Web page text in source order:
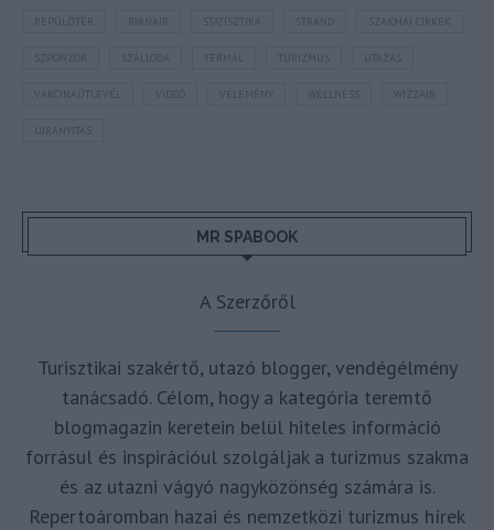
REPÜLŐTÉR STATISZTIKA STRAND SZAKMAI CIKKEK
SZPONZOR SZÁLLODA TERMÁL TURIZMUS UTAZÁS
VAKCINAÚTLEVÉL WIZZAIR
ÚJRANYITÁS
MR SPABOOK
A Szerzőről
Turisztikai szakértő, utazó blogger, vendégélmény
tanácsadó. Célom, hogy a kategória teremtő
blogmagazin keretein belül hiteles információ
forrásul és inspirációul szolgáljak a turizmus szakma
és az utazni vágyó nagyközönség számára is.
Repertoáromban hazai és nemzetközi turizmus hírek